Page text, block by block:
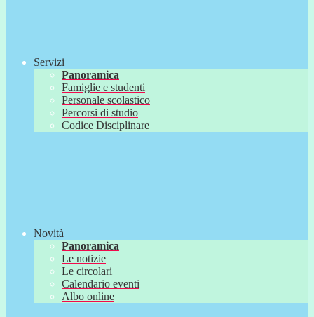
Servizi
Panoramica
Famiglie e studenti
Personale scolastico
Percorsi di studio
Codice Disciplinare
Novità
Panoramica
Le notizie
Le circolari
Calendario eventi
Albo online